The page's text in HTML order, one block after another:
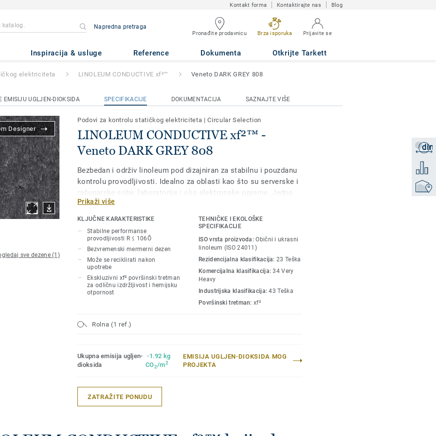
Kontakt forma Kontaktirajte nas Blog
Napredna pretraga
Pronađite prodavnicu Brza isporuka Prijavite se
Inspiracija & usluge Reference Dokumenta Otkrijte Tarkett
xf²™ - Veneto DARK GREY 808
din
Zatraži
Dodati
elektriciteta LINOLEUM CONDUCTIVE xf²™ Veneto DARK GREY 808
EMISIJU UGLJEN-DIOKSIDA SPECIFIKACIJE DOKUMENTACIJA SAZNAJTE VIŠE
Designer
sve dezene (1)
Podovi za kontrolu statičkog elektriciteta |Circular Selection
LINOLEUM CONDUCTIVE xf²™ -
Veneto DARK GREY 808
Bezbedan i održiv linoleum pod dizajniran za stabilnu i pouzdanu
kontrolu provodljivosti. Idealno za oblasti kao što su serverske i
računarske sobe, laboratorije i oko elektronske opreme. Jedno
od najodrživijih podnih rešenja na tržištu, naš linoleum je
napravljen od do 97% prirodnih sirovina. Obrađen je našom
jedinstvenom zaštitom površine xf² za ekstremnu izdržljivost,
lako čišćenje i isplativo održavanje.
Prikaži više
KLJUČNE KARAKTERISTIKE
Stabilne performanse
provodljivosti R ≤ 106Ō
Bezvremenski mermerni dezen
Može se reciklirati nakon
upotrebe
Ekskluzivni xf² površinski tretman
za odličnu izdržljivost i hemijsku
otpornost
TEHNIČKE I EKOLOŠKE
SPECIFIKACIJE
ISO vrsta proizvoda:Obični i ukrasni
linoleum (ISO 24011)
Rezidencijalna klasifikacija: 23 Teška
Komercijalna klasifikacija:34 Very
Heavy
Industrijska klasifikacija:43 Teška
Površinski tretman: xf²
Rolna (1 ref.)
Ukupna emisija ugljen-
dioksida
-1.92 kg
CO2/m2
EMISIJA UGLJEN-DIOKSIDA MOG
PROJEKTA
ZATRAŽITE PONUDU